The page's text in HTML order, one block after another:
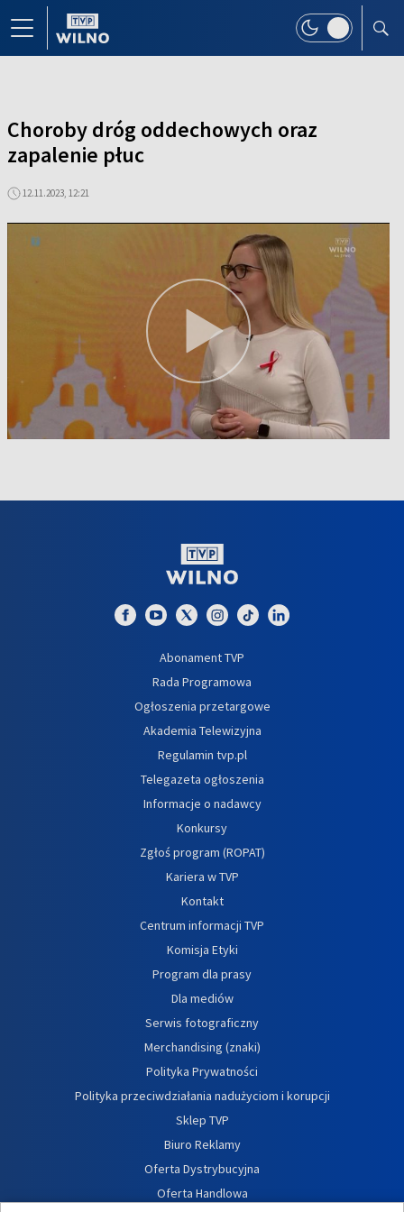
Choroby dróg oddechowych oraz
zapalenie płuc
12.11.2023, 12:21
Abonament TVP
Rada Programowa
Ogłoszenia przetargowe
Akademia Telewizyjna
Regulamin tvp.pl
Telegazeta ogłoszenia
Informacje o nadawcy
Konkursy
Zgłoś program (ROPAT)
Kariera w TVP
Kontakt
Centrum informacji TVP
Komisja Etyki
Program dla prasy
Dla mediów
Serwis fotograficzny
Merchandising (znaki)
Polityka Prywatności
Polityka przeciwdziałania nadużyciom i korupcji
Sklep TVP
Biuro Reklamy
Oferta Dystrybucyjna
Oferta Handlowa